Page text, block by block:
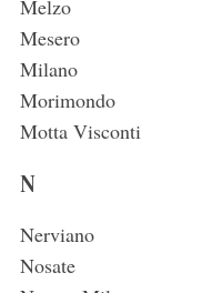
Melzo
Mesero
Milano
Morimondo
Motta Visconti
N
Nerviano
Nosate